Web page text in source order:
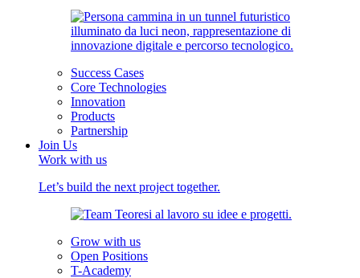
Success Cases
Core Technologies
Innovation
Products
Partnership
Join Us
Work with us
Let’s build the next project together.
Grow with us
Open Positions
T-Academy